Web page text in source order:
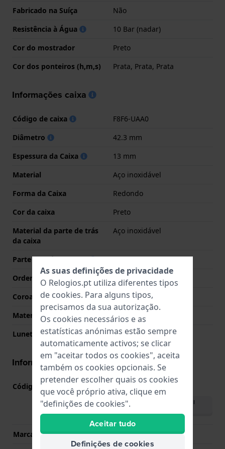
Fabricado na Suíça
Não
Resistência à Água
10 Bar (nadar)
Cor do mostrador
Preto
Cor dos ponteiros (h,m,s)
Prata, Prata, Prata
Informações caixa
Código de caixa
F8F6-UAA0
Diâmetro
42.3 mm
Espessura da Caixa
13 mm
Material
Aço inoxidável
Forma da Caixa
Redondo
Cor da caixa
Preto
Material da parte de trás
da caixa
Aço inoxidável
Parte de trás da caixa
Transparente
Ordenar vidro
Safira anti-reflexo única
Coroa
Coroa de aparafusar
Material da luneta
Aço inoxidável
Luneta rotativa
Nenhuma - Fixa
Informações movimento
Código do movimento nº F8F64 (
Descarregar o manual
Marca de movimento
Orient
As suas definições de privacidade
O Relogios.pt utiliza diferentes tipos
de cookies. Para alguns tipos,
precisamos da sua autorização.
Os cookies necessários e as
estatísticas anónimas estão sempre
automaticamente activos; se clicar
em "aceitar todos os cookies", aceita
também os cookies opcionais. Se
pretender escolher quais os cookies
que você próprio ativa, clique em
"definições de cookies".
Aceitar tudo
Definições de cookies